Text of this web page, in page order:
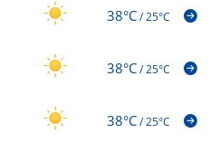
38°C/25°C
38°C/25°C
38°C/25°C